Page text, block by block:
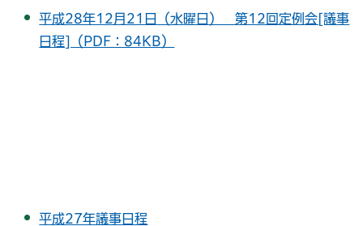
平成28年12月21日（水曜日） 第12回定例会[議事
日程]（PDF：84KB）
平成27年議事日程